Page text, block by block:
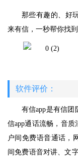
那些有趣的、好
来有信，一秒帮你找
软件评价：
有信app是有信
信app通话流畅，音
户间免费语音通话，
间免费语音对讲、文